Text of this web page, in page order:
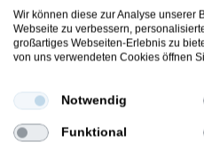
Für welche Zielfische
Freilaufsystem Heavy
Das System ist auf Karpfen,
ausgelegt. Dank der Heavy-
nachgibt.
Was bedeutet
Wir können diese zur Analyse unserer
Webseite zu verbessern,
großartiges Webseiten-Erlebnis zu
von uns verwendeten Cookies öffnen
Notwendig
Funktional